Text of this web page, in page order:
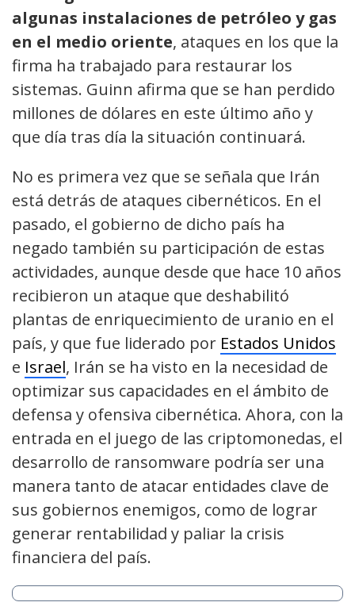
algunas instalaciones de petróleo y gas
en el medio oriente, ataques en los que la
firma ha trabajado para restaurar los
sistemas. Guinn afirma que se han perdido
millones de dólares en este último año y
que día tras día la situación continuará.
No es primera vez que se señala que Irán
está detrás de ataques cibernéticos. En el
pasado, el gobierno de dicho país ha
negado también su participación de estas
actividades, aunque desde que hace 10 años
recibieron un ataque que deshabilitó
plantas de enriquecimiento de uranio en el
país, y que fue liderado por Estados Unidos
e Israel, Irán se ha visto en la necesidad de
optimizar sus capacidades en el ámbito de
defensa y ofensiva cibernética. Ahora, con la
entrada en el juego de las criptomonedas, el
desarrollo de ransomware podría ser una
manera tanto de atacar entidades clave de
sus gobiernos enemigos, como de lograr
generar rentabilidad y paliar la crisis
financiera del país.